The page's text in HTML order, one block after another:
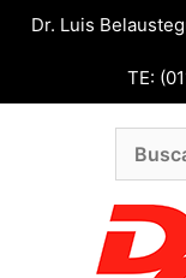
SaltarDr. Luis
TE: